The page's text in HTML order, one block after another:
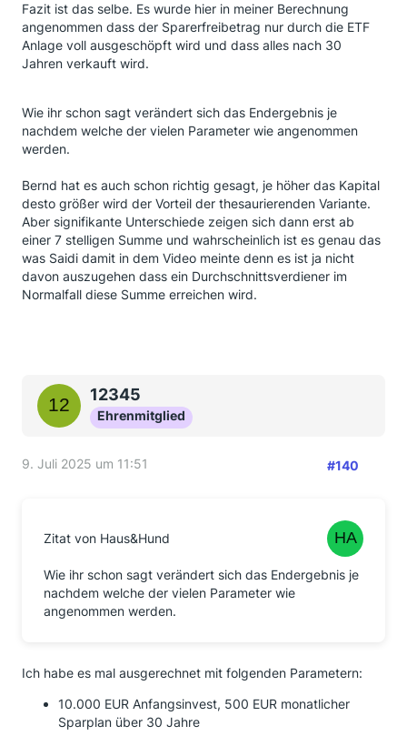
Fazit ist das selbe. Es wurde hier in meiner Berechnung
angenommen dass der Sparerfreibetrag nur durch die ETF
Anlage voll ausgeschöpft wird und dass alles nach 30
Jahren verkauft wird.
Wie ihr schon sagt verändert sich das Endergebnis je
nachdem welche der vielen Parameter wie angenommen
werden.
Bernd hat es auch schon richtig gesagt, je höher das Kapital
desto größer wird der Vorteil der thesaurierenden Variante.
Aber signifikante Unterschiede zeigen sich dann erst ab
einer 7 stelligen Summe und wahrscheinlich ist es genau das
was Saidi damit in dem Video meinte denn es ist ja nicht
davon auszugehen dass ein Durchschnittsverdiener im
Normalfall diese Summe erreichen wird.
12345
Ehrenmitglied
9. Juli 2025 um 11:51 #140
Zitat von Haus&Hund
Wie ihr schon sagt verändert sich das Endergebnis je
nachdem welche der vielen Parameter wie
angenommen werden.
Ich habe es mal ausgerechnet mit folgenden Parametern:
10.000 EUR Anfangsinvest, 500 EUR monatlicher
Sparplan über 30 Jahre